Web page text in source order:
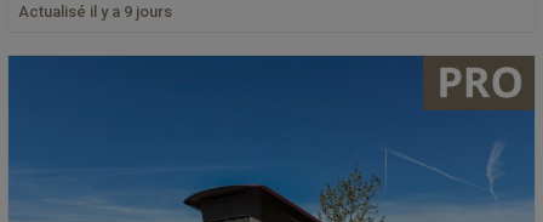
Actualisé il y a 9 jours